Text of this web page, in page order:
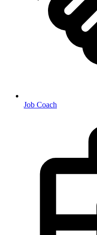
Job Coach